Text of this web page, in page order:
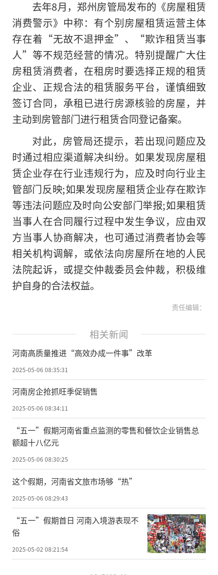
去年8月，郑州房管局发布的《房屋租赁
消费警示》中称：有个别房屋租赁运营主体
存在着“无故不退押金”、“欺诈租赁当事
人”等不规范经营的情况。特别提醒广大住
房租赁消费者，在租房时要选择正规的租赁
企业、正规合法的租赁服务平台，谨慎细致
签订合同，承租已进行房源核验的房屋，并
主动到房管部门进行租赁合同登记备案。
对此，房管局还提示，若出现问题应及
时通过相应渠道解决纠纷。如果发现房屋租
赁企业存在行业违规行为，应及时向行业主
管部门反映;如果发现房屋租赁企业存在欺诈
等违法问题应及时向公安部门举报;如果租赁
当事人在合同履行过程中发生争议，应由双
方当事人协商解决，也可通过消费者协会等
相关机构调解，或依法向房屋所在地的人民
法院起诉，或提交仲裁委员会仲裁，积极维
护自身的合法权益。
责任编辑：
相关新闻
河南高质量推进“高效办成一件事”改革
2025-05-06 08:35:31
河南房企抢抓旺季促销售
2025-05-06 08:34:11
“五一”假期河南省重点监测的零售和餐饮企业销售总
额超十八亿元
2025-05-06 08:30:25
这个假期，河南省文旅市场够“热”
2025-05-06 08:29:43
“五一”假期首日 河南入境游表现不
俗
2025-05-02 08:21:54